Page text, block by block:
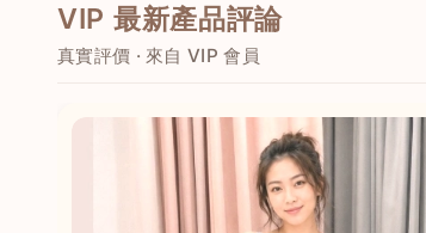
VIP 最新產品評論
真實評價 · 來自 VIP 會員